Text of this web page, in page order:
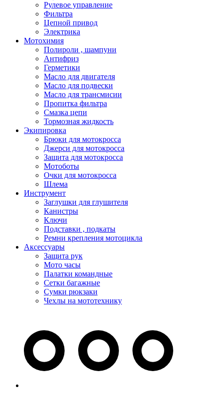
Рулевое управление
Фильтра
Цепной привод
Электрика
Мотохимия
Полироли , шампуни
Антифриз
Герметики
Масло для двигателя
Масло для подвески
Масло для трансмисии
Пропитка фильтра
Смазка цепи
Тормозная жидкость
Экипировка
Брюки для мотокросса
Джерси для мотокросса
Защита для мотокросса
Мотоботы
Очки для мотокросса
Шлема
Инструмент
Заглушки для глушителя
Канистры
Ключи
Подставки , подкаты
Ремни крепления мотоцикла
Аксессуары
Защита рук
Мото часы
Палатки командные
Сетки багажные
Сумки рюкзаки
Чехлы на мототехнику